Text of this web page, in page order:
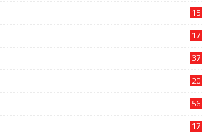
15
17
37
20
56
17